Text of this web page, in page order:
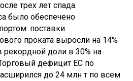
трех лет спада.
было обеспечено
поставки
проката выросли на 14%
рекордной доли в 30% на
дефицит ЕС по
до 24 млн т по всем